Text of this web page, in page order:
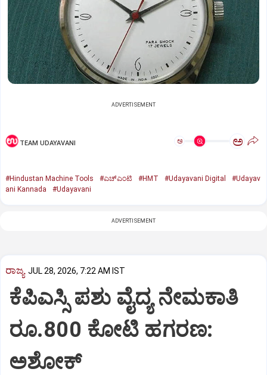
ADVERTISEMENT
TEAM UDAYAVANI ಅ ಅ
#Hindustan Machine Tools #ಎಚ್‌ಎಂಟಿ #HMT #Udayavani Digital
#Udayav
ani Kannada
#Udayavani
ADVERTISEMENT
ರಾಜ್ಯ JUL 28, 2026, 7:22 AM IST
ಕೆಪಿಎಸ್ಸಿ ಪಶು ವೈದ್ಯ ನೇಮಕಾತಿ
ರೂ.800 ಕೋಟಿ ಹಗರಣ:
ಅಶೋಕ್‌